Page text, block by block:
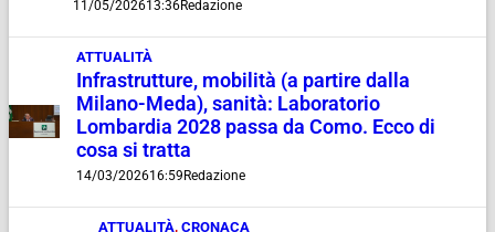
11/05/202613:36Redazione
ATTUALITÀ
Infrastrutture, mobilità (a partire dalla
Milano-Meda), sanità: Laboratorio
Lombardia 2028 passa da Como. Ecco di
cosa si tratta
14/03/202616:59Redazione
ATTUALITÀ, CRONACA